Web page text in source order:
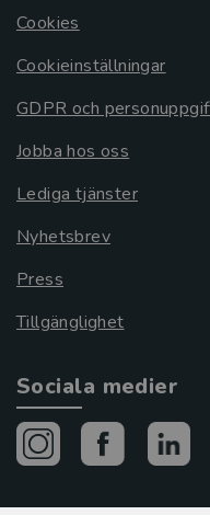
Cookies
Cookieinställningar
GDPR och
Jobba hos oss
Lediga tjänster
Nyhetsbrev
Press
Tillgänglighet
Sociala medier